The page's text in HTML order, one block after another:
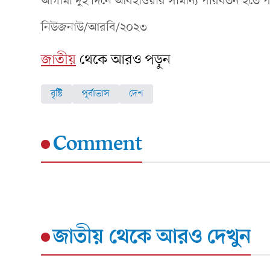
নিউজনাউ/আরবি/২০২৩
জাতীয়থেকে আরও পড়ুন
বৃষ্টি পূর্বাভাস দেশ
Comment
জাতীয় থেকে আরও দেখুন